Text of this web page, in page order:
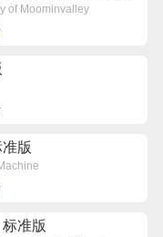
of Moominvalley
版
准版